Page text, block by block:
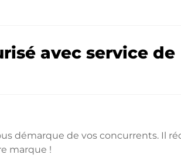
avec service de
démarque de vos concurrents. Il
marque !